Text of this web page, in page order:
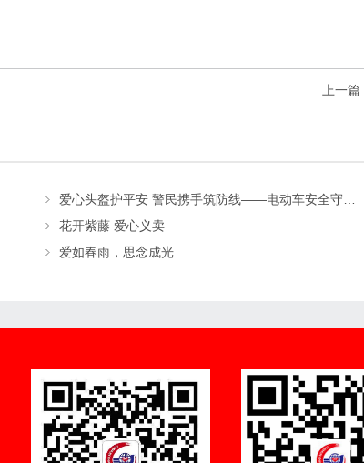
上一篇
爱心头盔护平安 警民携手筑防线——电动车安全守护行动
花开紫藤 爱心义卖
爱如春雨，思念成光